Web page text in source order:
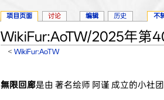
WikiFur:AoTW/2025年第
<WikiFur:AoTW
無限回廊是由 著名绘师 阿谨 成立的小社
项目页面 讨论 编辑 历史 不